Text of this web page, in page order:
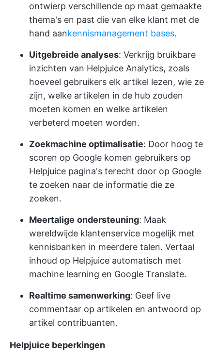
ontwierp verschillende op maat gemaakte
thema's en past die van elke klant met de
hand aankennismanagement bases.
Uitgebreide analyses: Verkrijg bruikbare
inzichten van Helpjuice Analytics, zoals
hoeveel gebruikers elk artikel lezen, wie ze
zijn, welke artikelen in de hub zouden
moeten komen en welke artikelen
verbeterd moeten worden.
Zoekmachine optimalisatie: Door hoog te
scoren op Google komen gebruikers op
Helpjuice pagina's terecht door op Google
te zoeken naar de informatie die ze
zoeken.
Meertalige ondersteuning: Maak
wereldwijde klantenservice mogelijk met
kennisbanken in meerdere talen. Vertaal
inhoud op Helpjuice automatisch met
machine learning en Google Translate.
Realtime samenwerking: Geef live
commentaar op artikelen en antwoord op
artikel contribuanten.
Helpjuice beperkingen